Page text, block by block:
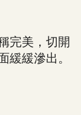
完美，切開
緩緩滲出。